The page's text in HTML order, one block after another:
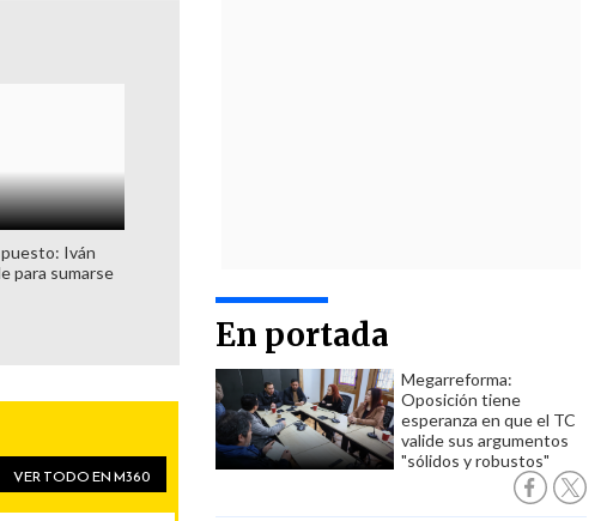
En portada
Megarreforma:
Oposición tiene
esperanza en que el TC
valide sus argumentos
"sólidos y robustos"
Iván
para sumarse